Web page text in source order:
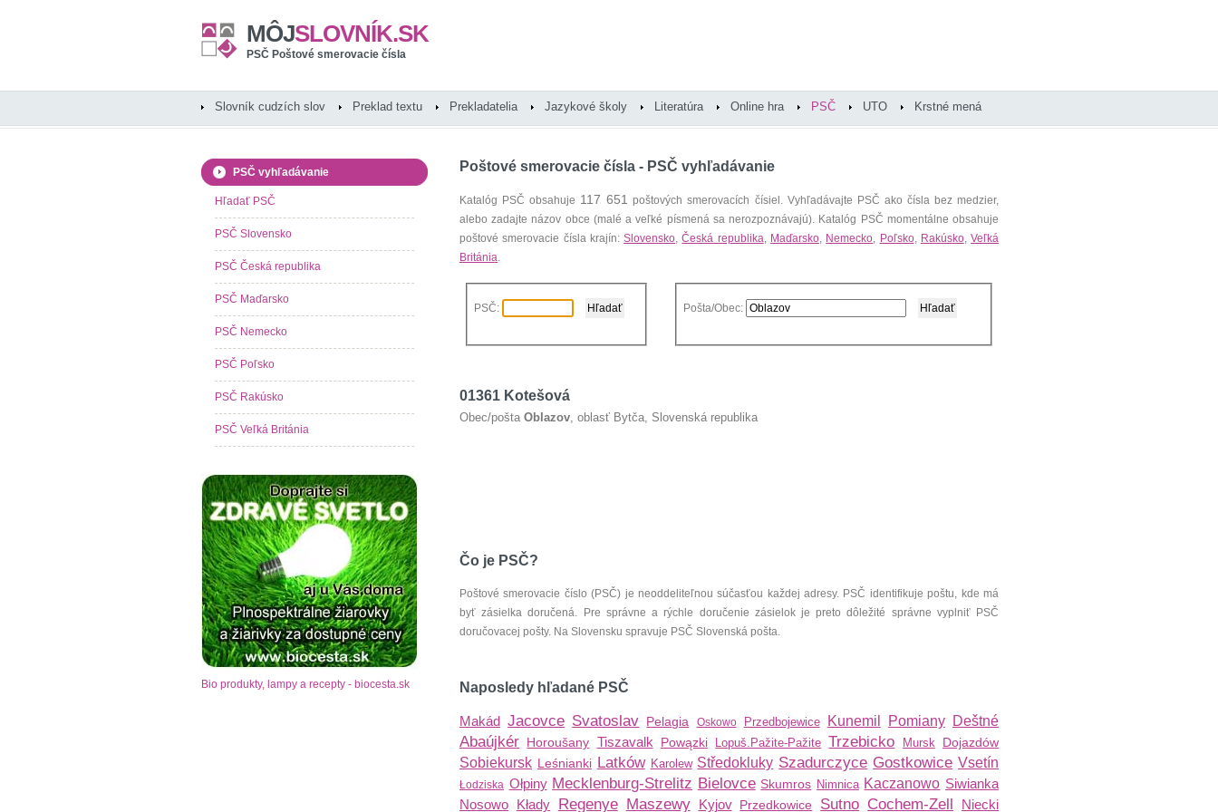
MÔJSLOVNÍK.SK
PSČ Poštové smerovacie čísla
Slovník cudzích slov Preklad textu Prekladatelia Jazykové školy Literatúra Online hra PSČ UTO Krstné mená
Poštové smerovacie čísla - PSČ vyhľadávanie
Katalóg PSČ obsahuje 117 651 poštových smerovacích čísiel. Vyhľadávajte PSČ ako čísla bez medzier,
alebo zadajte názov obce (malé a veľké písmená sa nerozpoznávajú). Katalóg PSČ momentálne obsahuje
poštové smerovacie čísla krajín:Slovensko,Česká republika, Maďarsko, Nemecko, Poľsko, Rakúsko,Veľká
Británia.
PSČ: Pošta/Obec:
01361 Kotešová
Obec/pošta Oblazov, oblasť Bytča, Slovenská republika
Čo je PSČ?
Poštové smerovacie číslo (PSČ) je neoddeliteľnou súčasťou každej adresy. PSČ identifikuje poštu, kde má
byť zásielka doručená. Pre správne a rýchle doručenie zásielok je preto dôležité správne vyplniť PSČ
doručovacej pošty. Na Slovensku spravuje PSČ Slovenská pošta.
Naposledy hľadané PSČ
Makád Jacovce Svatoslav Pelagia Oskowo Przedbojewice Kunemil Pomiany Deštné
Abaújkér Horoušany Tiszavalk Powązki Lopuš.Pažite-Pažite Trzebicko Mursk Dojazdów
Sobiekursk Leśnianki Latków Karolew Středokluky Szadurczyce Gostkowice Vsetín
Łodziska Ołpiny Mecklenburg-Strelitz Bielovce Skumros Nimnica Kaczanowo Siwianka
Nosowo Kłady Regenye Maszewy Kyjov Przedkowice Sutno Cochem-Zell Niecki
PSČ vyhľadávanie
Hľadať PSČ
PSČ Slovensko
PSČ Česká republika
PSČ Maďarsko
PSČ Nemecko
PSČ Poľsko
PSČ Rakúsko
PSČ Veľká Británia
Bio produkty, lampy a recepty - biocesta.sk